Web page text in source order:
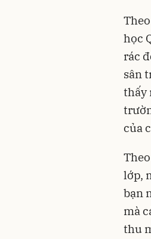
học
rác
sân
thấy
của
lớp,
bạn
mà
thu